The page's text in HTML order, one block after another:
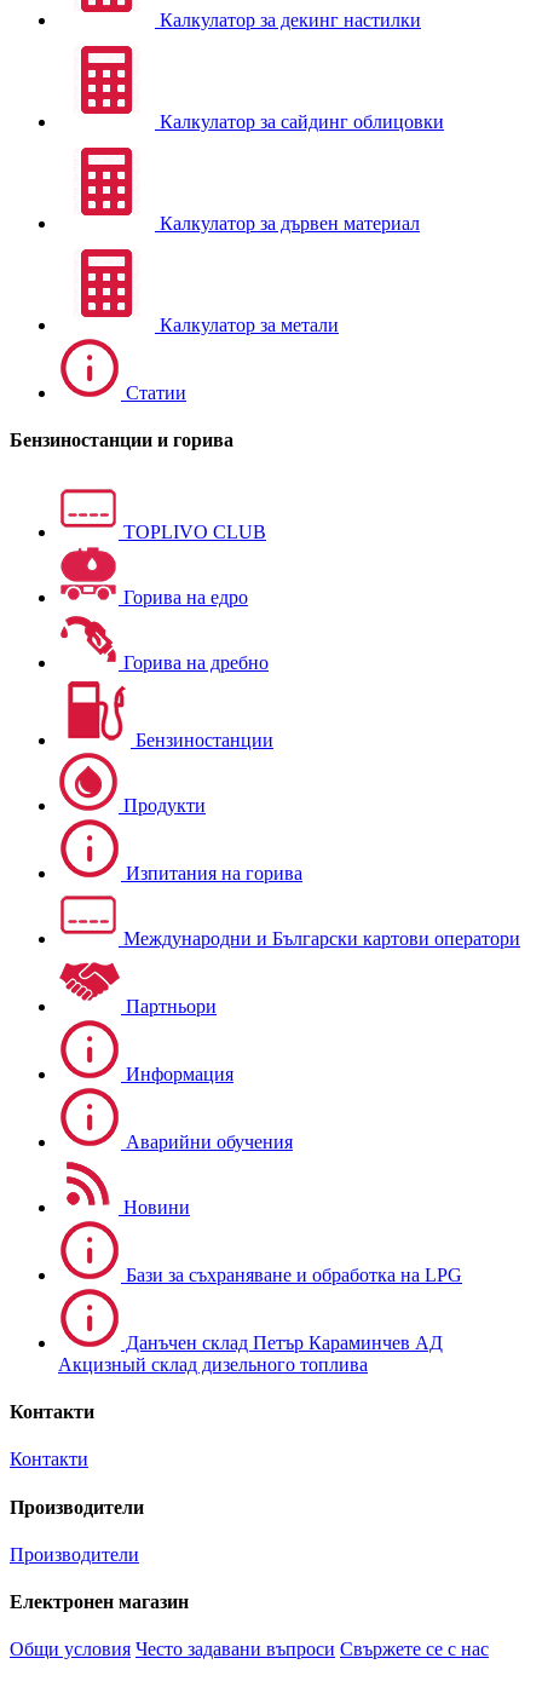
Калкулатор за декинг настилки
Калкулатор за сайдинг облицовки
Калкулатор за дървен материал
Калкулатор за метали
Статии
Бензиностанции и горива
TOPLIVO CLUB
Горива на едро
Горива на дребно
Бензиностанции
Продукти
Изпитания на горива
Международни и Български картови оператори
Партньори
Информация
Аварийни обучения
Новини
Бази за съхраняване и обработка на LPG
Данъчен склад Петър Караминчев АД
Акцизный склад дизельного топлива
Контакти
Контакти
Производители
Производители
Електронен магазин
Общи условия Често задавани въпроси Свържете се с нас